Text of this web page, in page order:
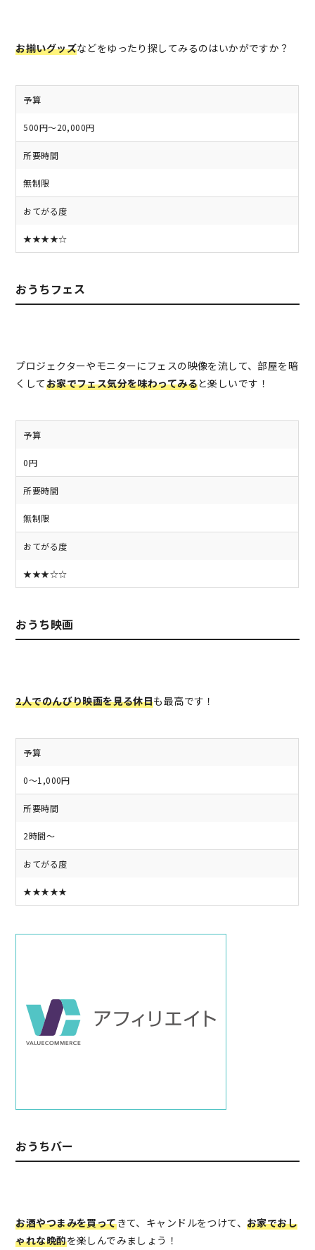
お揃いグッズなどをゆったり探してみるのはいかがですか？
予算
500円～20,000円
所要時間
無制限
おてがる度
★★★★☆
おうちフェス
プロジェクターやモニターにフェスの映像を流して、部屋を暗
くしてお家でフェス気分を味わってみると楽しいです！
予算
0円
所要時間
無制限
おてがる度
★★★☆☆
おうち映画
2人でのんびり映画を見る休日も最高です！
予算
0～1,000円
所要時間
2時間～
おてがる度
★★★★★
おうちバー
お酒やつまみを買ってきて、キャンドルをつけて、お家でおし
ゃれな晩酌を楽しんでみましょう！